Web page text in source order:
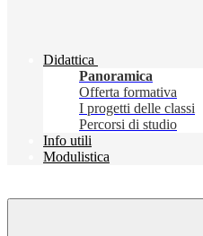
Didattica
Panoramica
Offerta formativa
I progetti delle classi
Percorsi di studio
Info utili
Modulistica